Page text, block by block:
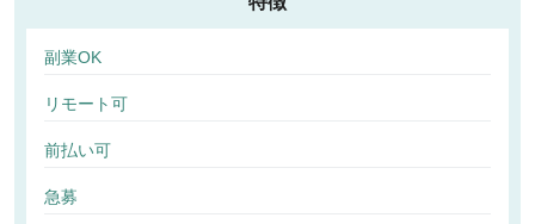
副業OK
リモート可
前払い可
急募